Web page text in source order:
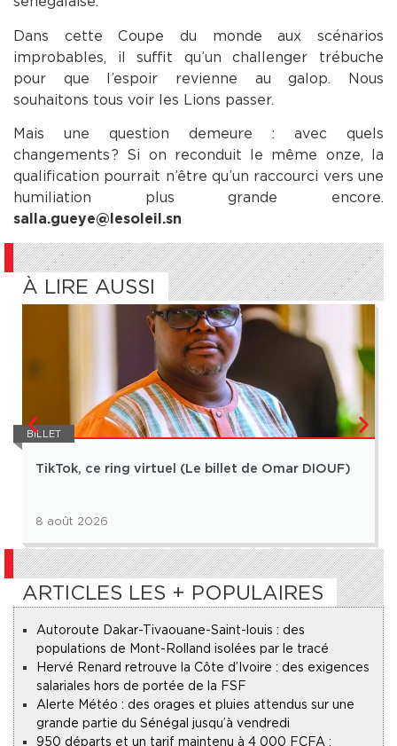
Dans cette Coupe du monde aux scénarios
improbables, il suffit qu’un challenger trébuche
pour que l’espoir revienne au galop. Nous
souhaitons tous voir les Lions passer.
Mais une question demeure : avec quels
changements ? Si on reconduit le même onze, la
qualification pourrait n’être qu’un raccourci vers une
humiliation plus grande encore.
salla.gueye@lesoleil.sn
À LIRE AUSSI
BILLET
TikTok, ce ring virtuel (Le billet de Omar DIOUF)
8 août 2026
ARTICLES LES + POPULAIRES
Autoroute Dakar-Tivaouane-Saint-louis : des
populations de Mont-Rolland isolées par le tracé
Hervé Renard retrouve la Côte d’Ivoire : des exigences
salariales hors de portée de la FSF
Alerte Météo : des orages et pluies attendus sur une
grande partie du Sénégal jusqu’à vendredi
950 départs et un tarif maintenu à 4 000 FCFA :